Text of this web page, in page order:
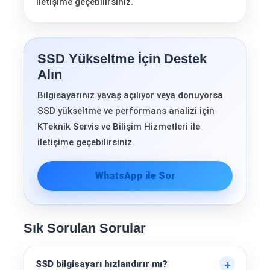
SSD Yükseltme İçin Destek
Alın
Bilgisayarınız yavaş açılıyor veya donuyorsa
SSD yükseltme ve performans analizi için
KTeknik Servis ve Bilişim Hizmetleri ile
iletişime geçebilirsiniz.
WhatsApp ile Sor
Sık Sorulan Sorular
SSD bilgisayarı hızlandırır mı?